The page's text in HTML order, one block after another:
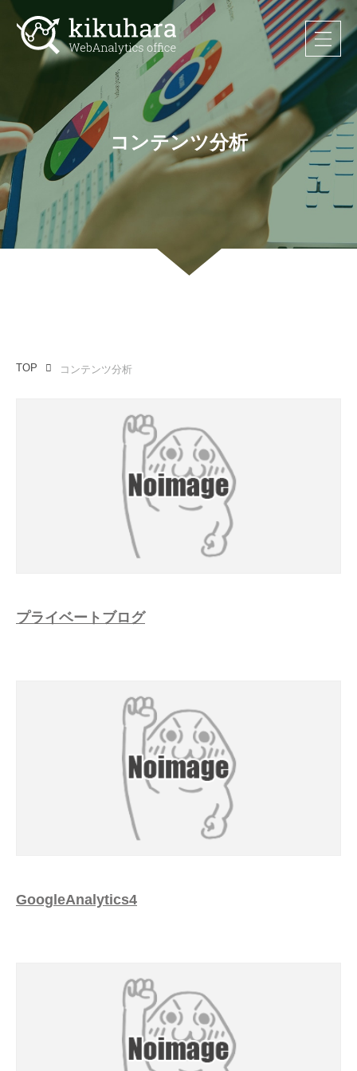
コンテンツ分析
TOP コンテンツ分析
プライベートブログ
GoogleAnalytics4